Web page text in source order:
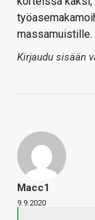
massamuistille.
Kirjaudu sisään
Macc1
9.9.2020